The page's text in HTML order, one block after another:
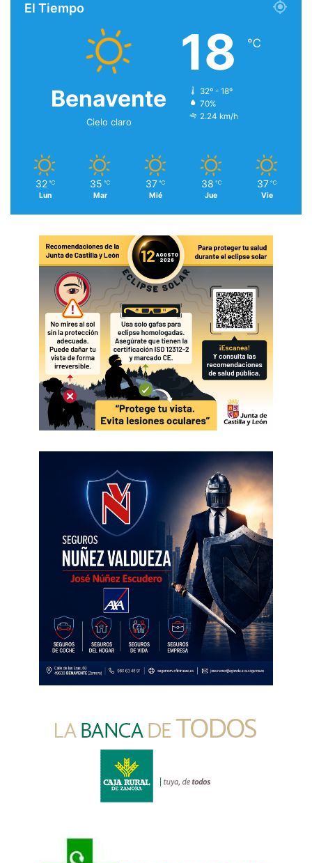
El Tiempo
Benavente
Cielo claro
18 ℃
32º - 18º
70%
2.24 km/h
32 ℃
Lun
35 ℃
Mar
37 ℃
Mié
38 ℃
Jue
37 ℃
Vie